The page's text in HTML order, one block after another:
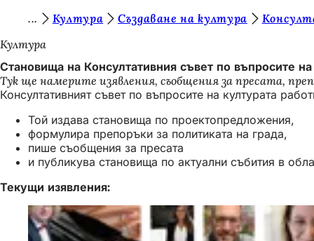
Преминаване към съдържанието
и
е
с
к
Култура Създаване на култура
Култура
Становища на Консултативния съвет по въпросите на
Тук ще намерите изявления, съобщения за пресата,
Консултативният съвет по въпросите на културата
Той издава становища по проектопредложения,
формулира препоръки за политиката на града,
пише съобщения за пресата
и публикува становища по актуални събития в
Текущи изявления: